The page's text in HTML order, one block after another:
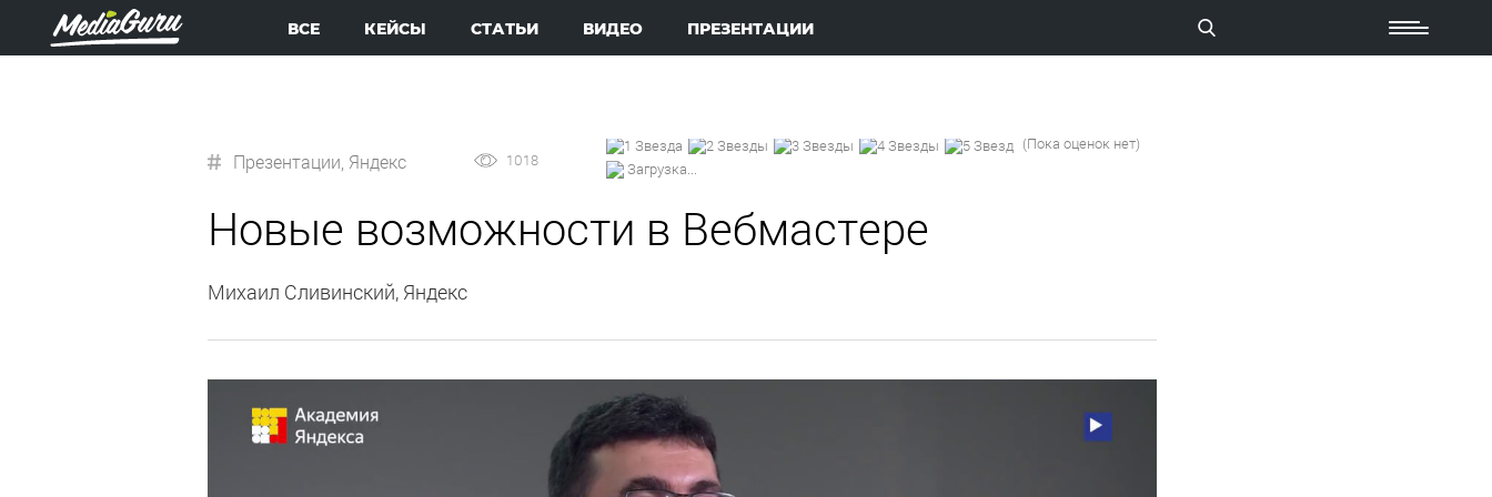
ВСЕ КЕЙСЫ СТАТЬИ ВИДЕО ПРЕЗЕНТАЦИИ
Презентации Яндекс 1018
(Пока оценок нет)
Загрузка...
Новые возможности в Вебмастере
Михаил Сливинский, Яндекс